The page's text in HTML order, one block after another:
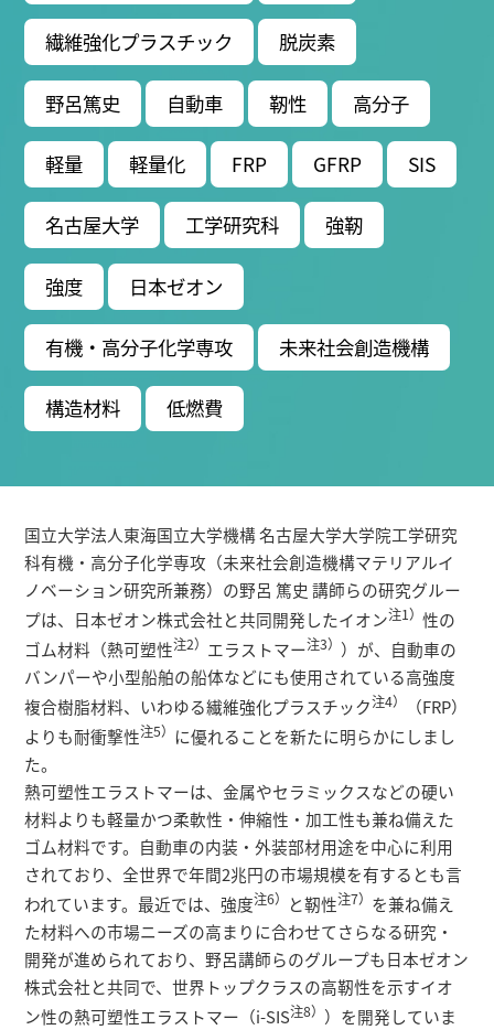
繊維強化プラスチック 脱炭素
野呂篤史 自動車 靭性 高分子
軽量 軽量化 FRP GFRP SIS
名古屋大学 工学研究科 強靭
強度 日本ゼオン
有機・高分子化学専攻 未来社会創造機構
構造材料 低燃費
国立大学法人東海国立大学機構 名古屋大学大学院工学研究
科有機・高分子化学専攻（未来社会創造機構マテリアルイ
ノベーション研究所兼務）の野呂 篤史 講師らの研究グルー
プは、日本ゼオン株式会社と共同開発したイオン注1）性の
ゴム材料（熱可塑性注2） エラストマー注3） ）が、自動車の
バンパーや小型船舶の船体などにも使用されている高強度
複合樹脂材料、いわゆる繊維強化プラスチック注4）
（FRP）
よりも耐衝撃性注5） に優れることを新たに明らかにしまし
た。
熱可塑性エラストマーは、金属やセラミックスなどの硬い
材料よりも軽量かつ柔軟性・伸縮性・加工性も兼ね備えた
ゴム材料です。自動車の内装・外装部材用途を中心に利用
されており、全世界で年間2兆円の市場規模を有するとも言
われています。最近では、強度注6） と靭性注7） を兼ね備え
た材料への市場ニーズの高まりに合わせてさらなる研究・
開発が進められており、野呂講師らのグループも日本ゼオン
株式会社と共同で、世界トップクラスの高靭性を示すイオ
ン性の熱可塑性エラストマー（i-SIS注8） ）を開発していま